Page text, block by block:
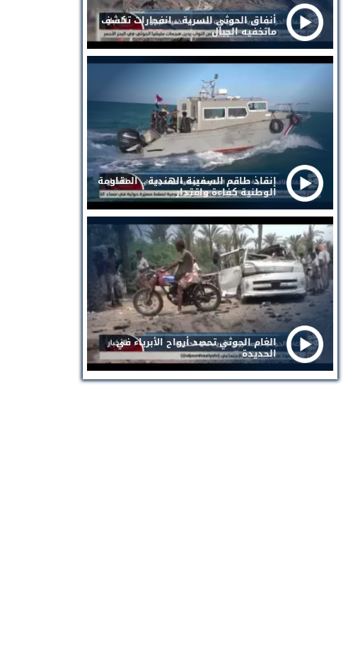
أنفاق الحوثي السرية .. انفجارات تكشف
ماتخفيه الجبال
إنقاذ طاقم السفينة الهندية .. المقاومة
الوطنية كفاءة واقتدار
الغام الحوثي تحصد أرواح الأبرياء في
الحديدة